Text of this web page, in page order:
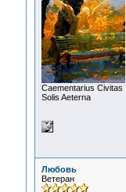
Сaementarius Civitas
Solis Aeterna
Любовь
Ветеран